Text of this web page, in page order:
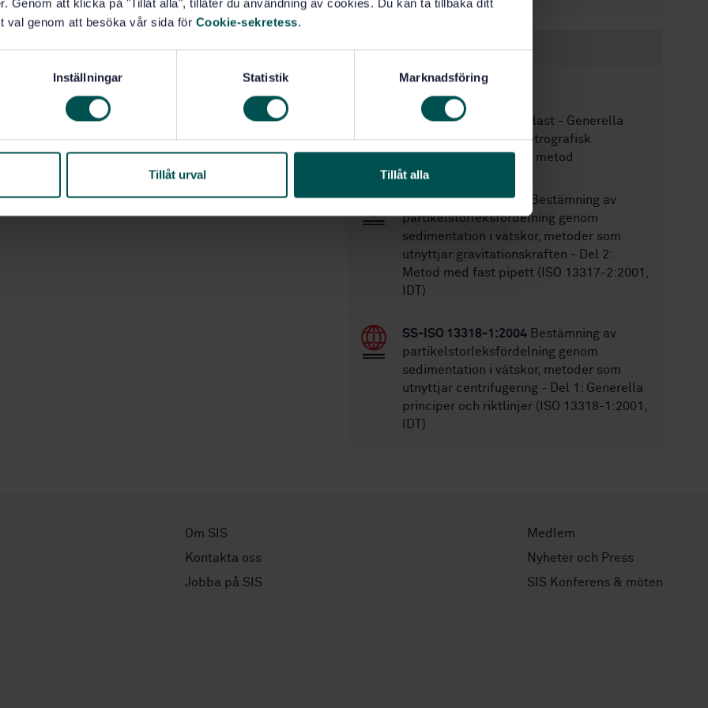
Genom att klicka på "Tillåt alla", tillåter du användning av cookies. Du kan ta tillbaka ditt
val genom att besöka vår sida för Cookie-sekretess.
Inställningar Statistik Marknadsföring
Tillåt urval Tillåt alla
Inom samma område
STANDARDER
SS-EN 932-3:2022
Ballast - Generella
egenskaper - Del 3: Petrografisk
beskrivning, förenklad metod
SS-ISO 13317-2:2004
Bestämning av
partikelstorleksfördelning genom
sedimentation i vätskor, metoder som
utnyttjar gravitationskraften - Del 2:
Metod med fast pipett (ISO 13317-2:2001,
IDT)
SS-ISO 13318-1:2004 Bestämning av
partikelstorleksfördelning genom
sedimentation i vätskor, metoder som
utnyttjar centrifugering - Del 1: Generella
principer och riktlinjer (ISO 13318-1:2001,
IDT)
Om SIS
Kontakta oss
Jobba på SIS
Medlem
Nyheter och Press
SIS Konferens & möten